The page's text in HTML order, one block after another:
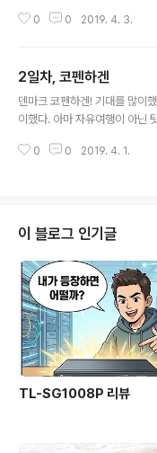
마 오슬로 시내를 느끼고, 가볍
로 갔다. 조각품 하나하나에 대
있을거란 설명을 듣고 많은 조
짧게나마 조각공원 구경을 하고
도의 언급을 하지 않으면 정말
미터 떨어진 Grotli지역의 숙소
0 0 2019. 4. 3.
2일차, 코펜하겐
덴마크 코펜하겐! 기대를 많이
이했다. 아마 자유여행이 아닌
기억에 남는건 별로 없으니 스
은 광장뒤에 바다가 보이는 곳
어..... 그래... 유명한가보다......
보물들이 진짜 중요한 보물이
보물이라고 하는데,,,, 넵,글쿤
렇게 큰 배를 타게 되어서 기대
신선하고 재..
0 0 2019. 4. 1.
이 블로그 인기글
TL-SG1008P 리뷰